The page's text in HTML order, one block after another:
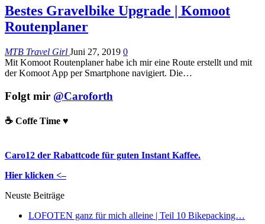
Bestes Gravelbike Upgrade | Komoot
Routenplaner
MTB Travel Girl Juni 27, 2019 0
Mit Komoot Routenplaner habe ich mir eine Route erstellt und mit
der Komoot App per Smartphone navigiert. Die…
Folgt mir @Caroforth
☕️ Coffe Time ♥️
Caro12 der Rabattcode für guten Instant Kaffee.
Hier klicken <–
Neuste Beiträge
LOFOTEN ganz für mich alleine | Teil 10 Bikepacking…